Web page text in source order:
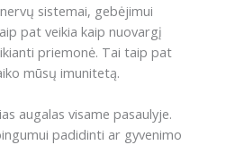
sistemai, gebėjimui
pat veikia kaip nuovargį
priemonė. Tai taip pat
mūsų imunitetą.
augalas visame pasaulyje.
padidinti ar gyvenimo